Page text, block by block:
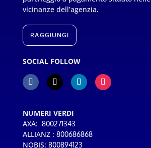
vicinanze dell’agenzia.
RAGGIUNGI
SOCIAL FOLLOW
NUMERI VERDI
AXA: 800271343
ALLIANZ : 800686868
NOBIS: 800894123